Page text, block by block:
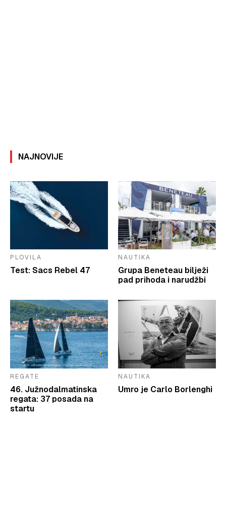
NAJNOVIJE
PLOVILA
Test: Sacs Rebel 47
NAUTIKA
Grupa Beneteau bilježi
pad prihoda i narudžbi
REGATE
46. Južnodalmatinska
regata: 37 posada na
startu
NAUTIKA
Umro je Carlo Borlenghi